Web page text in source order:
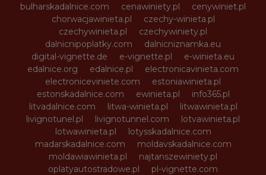
bulharskadalnice.com
cenawiniety.pl
cenywiniet.pl
chorwacjawinieta.pl
czechy-winieta.pl
czechywinieta.pl
czechywiniety.pl
dalnicnipoplatky.com
dalnicniznamka.eu
digital-vignette.de
e-vignette.pl
e-winieta.eu
edalnice.org
edalnice.pl
electronicavinieta.com
electroniceviniete.com
estoniawinieta.pl
estonskadalnice.com
ewinieta.pl
info365.pl
litvadalnice.com
litwa-winieta.pl
litwawinieta.pl
livignotunel.pl
livignotunnel.com
lotvawinieta.pl
lotwawinieta.pl
lotysskadalnice.com
madarskadalnice.com
moldavskadalnice.com
moldawiawinieta.pl
najtanszewiniety.pl
oplatyautostradowe.pl
pl-vignette.com